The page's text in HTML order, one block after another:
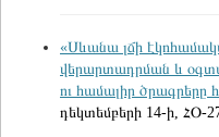
«Սևանա լճի
վերարտադրման և
ու համալիր ծրագրերը
դեկտեմբերի 14-ի, ՀՕ-